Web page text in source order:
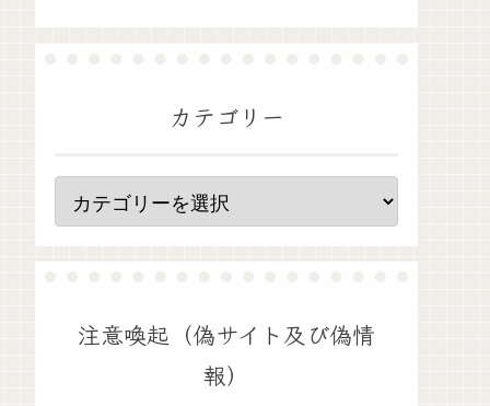
カテゴリー
注意喚起（偽サイト及び偽情
報）